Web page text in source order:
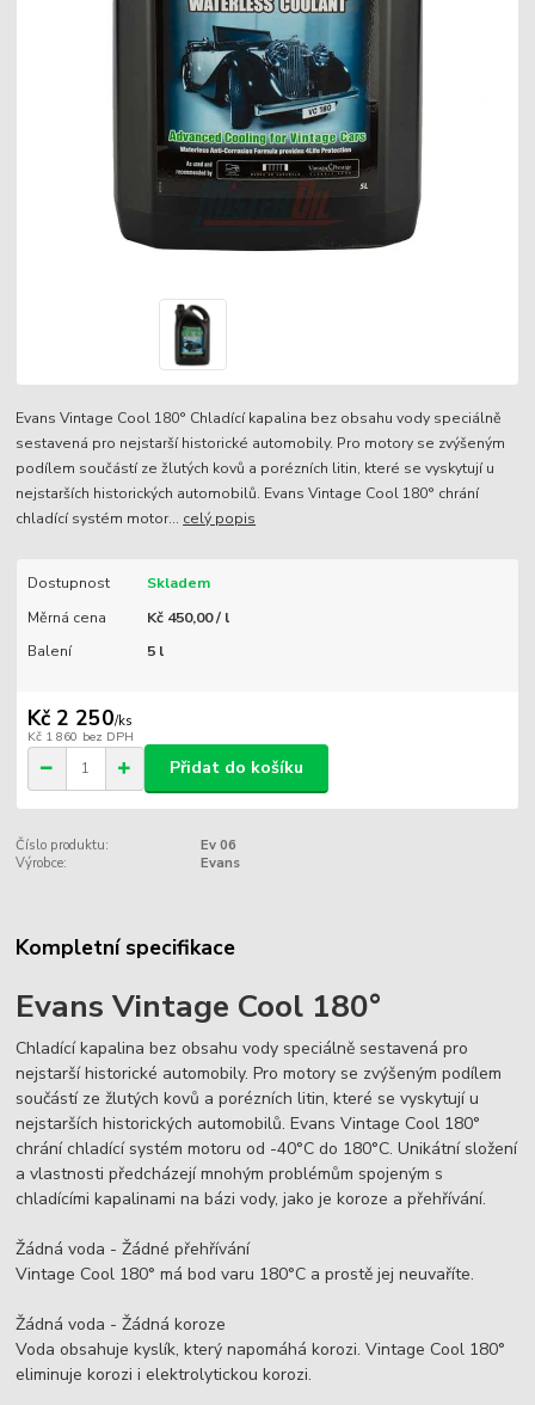
Evans Vintage Cool 180° Chladící kapalina bez obsahu vody speciálně
sestavená pro nejstarší historické automobily. Pro motory se zvýšeným
podílem součástí ze žlutých kovů a porézních litin, které se vyskytují u
nejstarších historických automobilů. Evans Vintage Cool 180° chrání
chladící systém motor... celý popis
Dostupnost
Skladem
Měrná cena
Kč 450,00 / l
Balení
5 l
Kč 2 250/ks
Kč 1 860 bez DPH
Přidat do košíku
Číslo produktu:
Ev 06
Výrobce:
Evans
Kompletní specifikace
Evans Vintage Cool 180°
Chladící kapalina bez obsahu vody speciálně sestavená pro
nejstarší historické automobily. Pro motory se zvýšeným podílem
součástí ze žlutých kovů a porézních litin, které se vyskytují u
nejstarších historických automobilů. Evans Vintage Cool 180°
chrání chladící systém motoru od -40°C do 180°C. Unikátní složení
a vlastnosti předcházejí mnohým problémům spojeným s
chladícími kapalinami na bázi vody, jako je koroze a přehřívání.
Žádná voda - Žádné přehřívání
Vintage Cool 180° má bod varu 180°C a prostě jej neuvaříte.
Žádná voda - Žádná koroze
Voda obsahuje kyslík, který napomáhá korozi. Vintage Cool 180°
eliminuje korozi i elektrolytickou korozi.